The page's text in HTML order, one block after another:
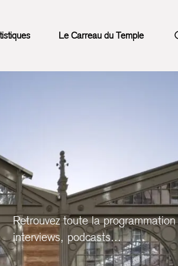
Le Carreau du Temple
Retrouvez toute la
interviews, podcasts...